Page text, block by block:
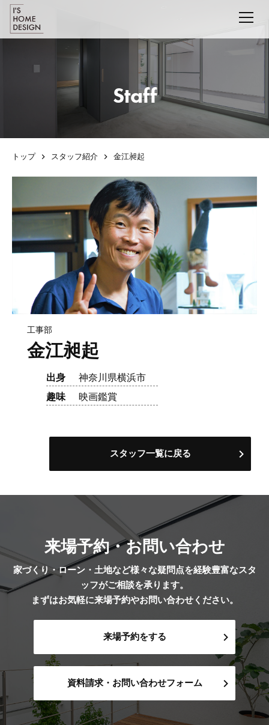
Staff
トップ スタッフ紹介 金江昶起
工事部
金江昶起
出身
神奈川県横浜市
趣味
映画鑑賞
スタッフ一覧に戻る
来場予約・お問い合わせ
家づくり・ローン・土地など様々な疑問点を経験豊富なスタ
ッフがご相談を承ります。
まずはお気軽に来場予約やお問い合わせください。
来場予約をする
資料請求・お問い合わせフォーム